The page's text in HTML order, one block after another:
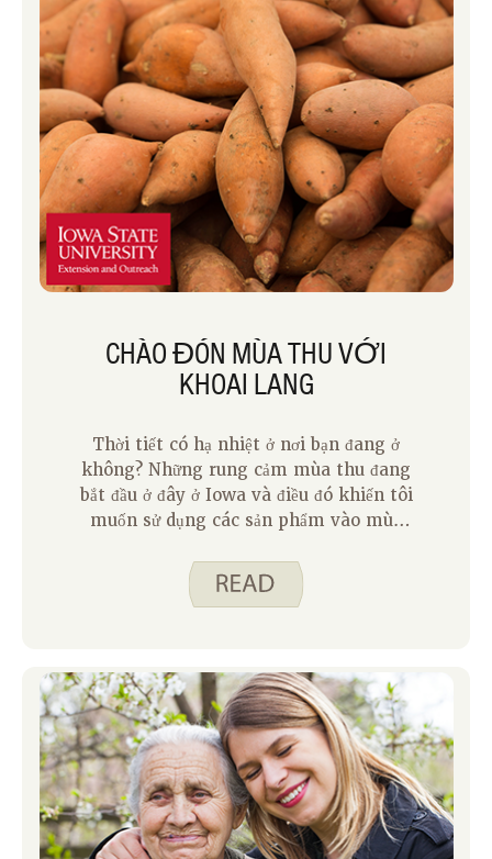
CHÀO ĐÓN MÙA THU VỚI
KHOAI LANG
Thời tiết có hạ nhiệt ở nơi bạn đang ở
không? Những rung cảm mùa thu đang
bắt đầu ở đây ở Iowa và điều đó khiến tôi
muốn sử dụng các sản phẩm vào mùa
công thức tháng Mười của chúng tôi, tôi
muốn chia sẻ ba cách sử dụng khoai
năm, nhưng tôi có xu hướng thích ăn
chúng trong những tháng mát mẻ hơn.
Cho dù bạn đang lên kế hoạch cho một
bữa ăn ngon hơn cho khách hay một
bữa ăn nhanh vào buổi tối trong tuần,
hãy xem xét một trong những lựa chọn
ngon miệng này!